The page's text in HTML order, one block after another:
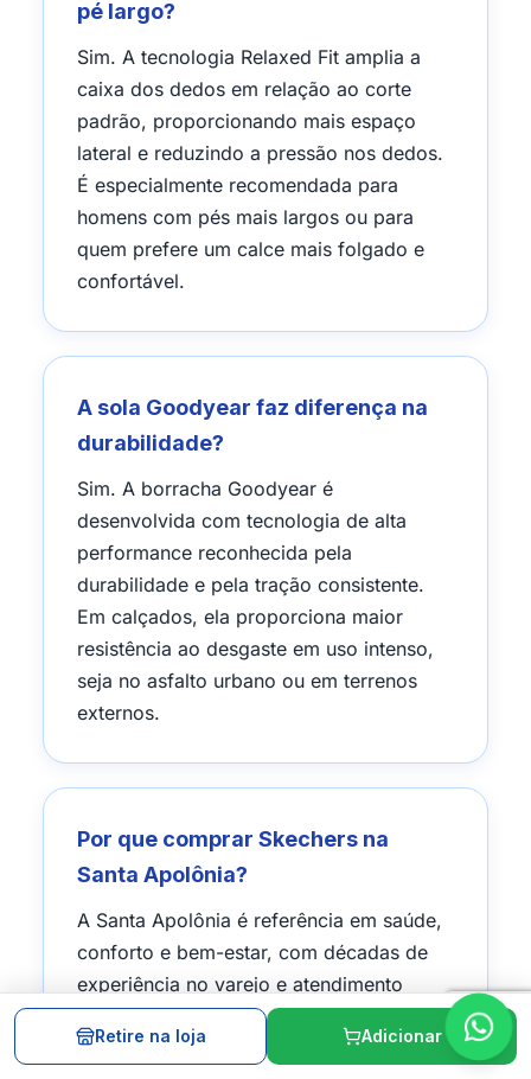
pé largo?
Sim. A tecnologia Relaxed Fit amplia a
caixa dos dedos em relação ao corte
padrão, proporcionando mais espaço
lateral e reduzindo a pressão nos dedos.
É especialmente recomendada para
homens com pés mais largos ou para
quem prefere um calce mais folgado e
confortável.
A sola Goodyear faz diferença na
durabilidade?
Sim. A borracha Goodyear é
desenvolvida com tecnologia de alta
performance reconhecida pela
durabilidade e pela tração consistente.
Em calçados, ela proporciona maior
resistência ao desgaste em uso intenso,
seja no asfalto urbano ou em terrenos
externos.
Por que comprar Skechers na
Santa Apolônia?
A Santa Apolônia é referência em saúde,
conforto e bem-estar, com décadas de
experiência no varejo e atendimento
especializado. Com lojas físicas em Santa
Catarina e entrega para todo o Brasil,
Retire na loja Adicionar